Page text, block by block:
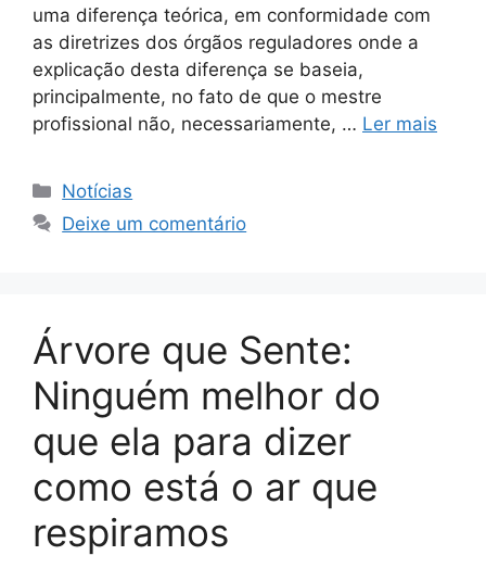
uma diferença teórica, em conformidade com
as diretrizes dos órgãos reguladores onde a
explicação desta diferença se baseia,
principalmente, no fato de que o mestre
profissional não, necessariamente, … Ler mais
Notícias
Deixe um comentário
Árvore que Sente:
Ninguém melhor do
que ela para dizer
como está o ar que
respiramos